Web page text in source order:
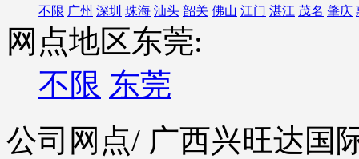
不限 广州 深圳 珠海 汕头 韶关 佛山 江门 湛江 茂名 肇庆
网点地区东莞:
不限 东莞
公司网点/ 广西兴旺达国